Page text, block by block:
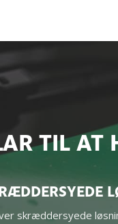
TIL AT
skræddersyede